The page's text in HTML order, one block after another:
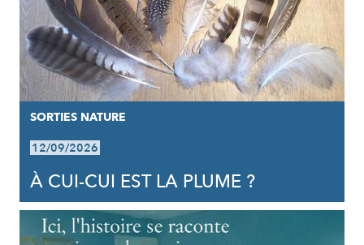
SORTIES NATURE
12/09/2026
À CUI-CUI EST LA PLUME ?